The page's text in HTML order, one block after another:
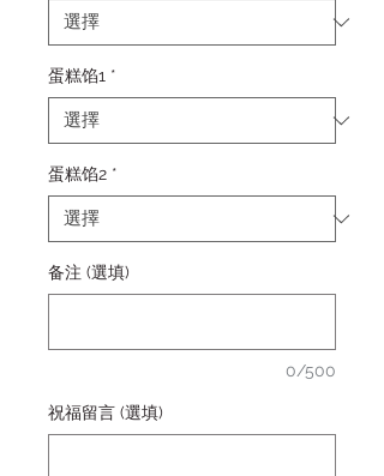
蛋糕馅1 *
蛋糕馅2 *
备注 (選填)
0/500
祝福留言 (選填)